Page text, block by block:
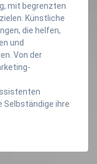
mit begrenzten
Künstliche
die helfen,
und
Von der
Selbständige ihre